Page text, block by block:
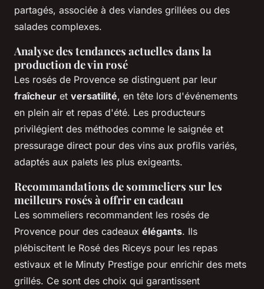
partagés, associée à des viandes grillées ou des
salades complexes.
Analyse des tendances actuelles dans la
production de vin rosé
Les rosés de Provence se distinguent par leur
fraîcheur et versatilité, en tête lors d'événements
en plein air et repas d'été. Les producteurs
privilégient des méthodes comme le saignée et
pressurage direct pour des vins aux profils variés,
adaptés aux palets les plus exigeants.
Recommandations de sommeliers sur les
meilleurs rosés à offrir en cadeau
Les sommeliers recommandent les rosés de
Provence pour des cadeaux élégants. Ils
plébiscitent le Rosé des Riceys pour les repas
estivaux et le Minuty Prestige pour enrichir des mets
grillés. Ce sont des choix qui garantissent